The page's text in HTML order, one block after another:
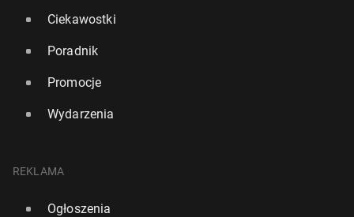
Ciekawostki
Poradnik
Promocje
Wydarzenia
REKLAMA
Ogłoszenia